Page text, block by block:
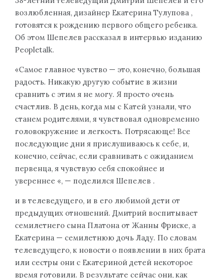
возлюбленная, дизайнер Екатерина Тулупова ,
готовятся к рождению первого общего ребенка.
Об этом Шепелев рассказал в интервью изданию
Peopletalk.
«Самое главное чувство — это, конечно, большая
радость. Никакую другую событие в жизни
сравнить с этим я не могу. Я просто очень
счастлив. В день, когда мы с Катей узнали, что
станем родителями, я чувствовал одновременно
головокружение и легкость. Потрясающе! Все
последующие дни я прислушиваюсь к себе, и,
конечно, сейчас, если сравнивать с ожиданием
первенца, я чувствую себя спокойнее и
увереннее «, — поделился Шепелев .
и в телеведущего, и в его любимой дети от
предыдущих отношений. Дмитрий воспитывает
семилетнего сына Платона от Жанны Фриске, а
Екатерина — семилетнюю дочь Ладу. По словам
телеведущего, к новости о появлении в них брата
или сестры они с Екатериной детей некоторое
время готовили. В результате сейчас они, как